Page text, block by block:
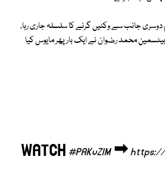
دوسری جانب سے وکٹیں گرنے کا سلسلہ جاری رہا،
صرف 13 رنز تک محدود رہی۔ وکٹ کیپر بیٹسمین محمد رضوان نے ایک بار پھر مایوس کیا
WATCH #PAKvZIM➡https://